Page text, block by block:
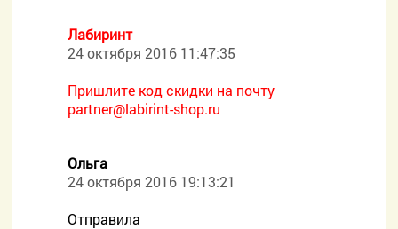
Лабиринт
24 октября 2016 11:47:35
Пришлите код скидки на почту
partner@labirint-shop.ru
Ольга
24 октября 2016 19:13:21
Отправила